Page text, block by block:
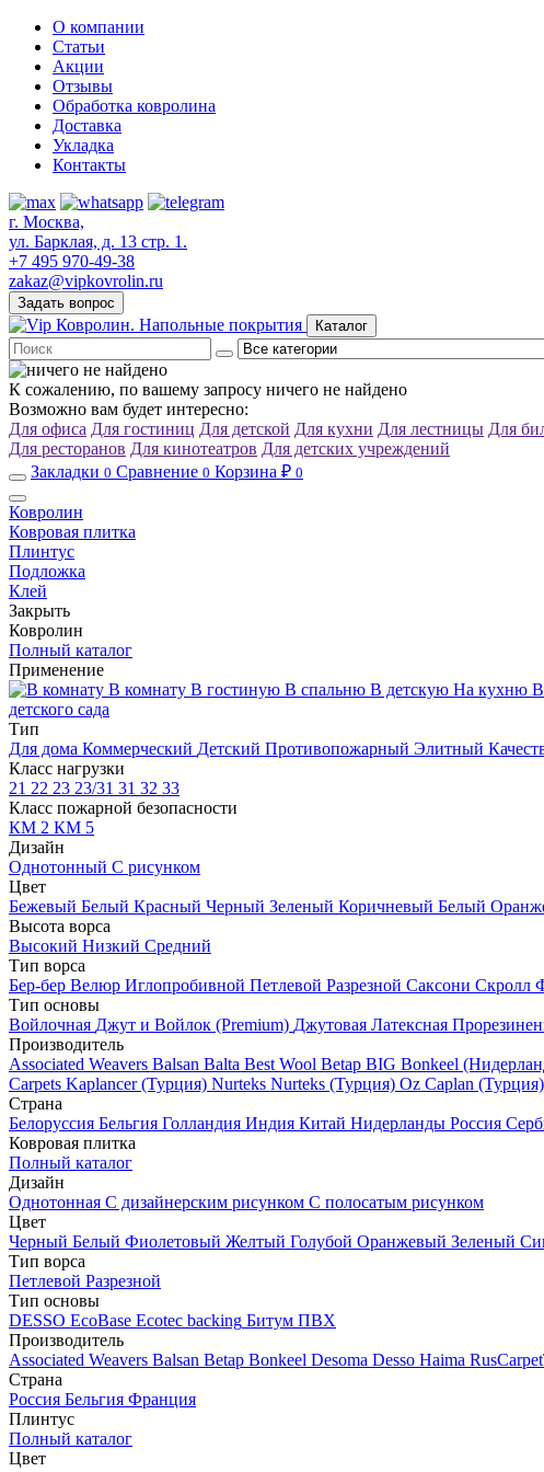
О компании
Статьи
Акции
Отзывы
Обработка ковролина
Доставка
Укладка
Контакты
г. Москва,
ул. Барклая, д. 13 стр. 1.
+7 495 970-49-38
zakaz@vipkovrolin.ru
Задать вопрос
Каталог
К сожалению, по вашему запросу ничего не найдено
Возможно вам будет интересно:
Для офиса Для гостиниц Для детской Для кухни Для лестницы Для
Для ресторанов Для кинотеатров Для детских учреждений
Закладки 0 Сравнение 0 Корзина ₽ 0
Ковролин
Ковровая плитка
Плинтус
Подложка
Клей
Закрыть
Ковролин
Полный каталог
Применение
В комнату В гостиную В спальню В детскую На кухню
детского сада
Тип
Для дома Коммерческий Детский Противопожарный Элитный
Класс нагрузки
21 22 23 23/31 31 32 33
Класс пожарной безопасности
КМ 2 КМ 5
Дизайн
Однотонный С рисунком
Цвет
Бежевый Белый Красный Черный Зеленый Коричневый Белый
Высота ворса
Высокий Низкий Средний
Тип ворса
Бер-бер Велюр Иглопробивной Петлевой Разрезной Саксони Скролл
Тип основы
Войлочная Джут и Войлок (Premium) Джутовая Латексная
Производитель
Associated Weavers Balsan Balta Best Wool Betap BIG Bonkeel
Carpets Kaplancer (Турция) Nurteks Nurteks (Турция) Oz Caplan (Турция)
Страна
Белоруссия Бельгия Голландия Индия Китай Нидерланды Россия
Ковровая плитка
Полный каталог
Дизайн
Однотонная С дизайнерским рисунком С полосатым рисунком
Цвет
Черный Белый Фиолетовый Желтый Голубой Оранжевый Зеленый
Тип ворса
Петлевой Разрезной
Тип основы
DESSO EcoBase Ecotec backing Битум ПВХ
Производитель
Associated Weavers Balsan Betap Bonkeel Desoma Desso Haima
Страна
Россия Бельгия Франция
Плинтус
Полный каталог
Цвет